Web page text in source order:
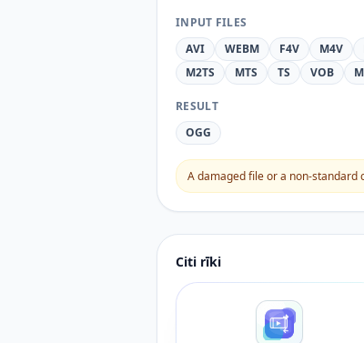
INPUT FILES
AVI
WEBM F4V M4V
M2TS
MTS TS VOB
RESULT
OGG
A damaged file or a non-standard
Citi rīki